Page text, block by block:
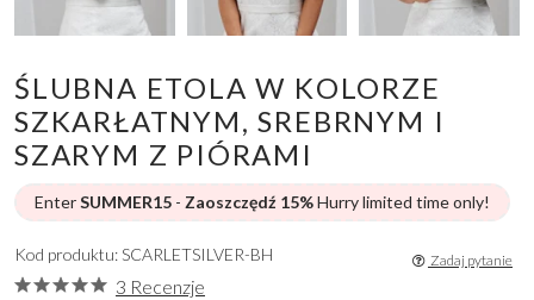
ŚLUBNA ETOLA W KOLORZE
SZKARŁATNYM, SREBRNYM I
SZARYM Z PIÓRAMI
EnterSUMMER15 - Zaoszczędź 15%Hurry limited time only!
Kod produktu: SCARLETSILVER-BH
3 Recenzje
Zadaj pytanie